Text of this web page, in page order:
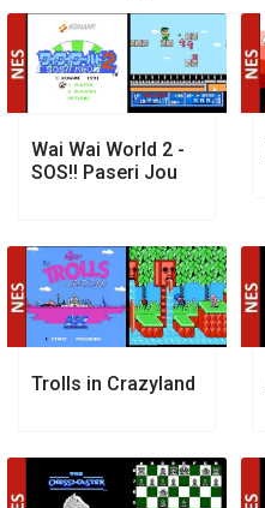
Wai Wai World 2 -
SOS!! Paseri Jou
Trolls in Crazyland